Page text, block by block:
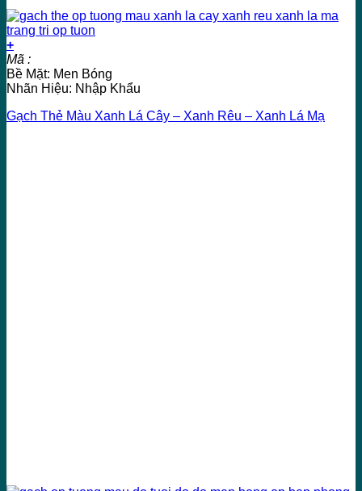
+
Mã :
Bề Mặt: Men Bóng
Nhãn Hiệu: Nhập Khẩu
Gạch Thẻ Màu Xanh Lá Cây – Xanh Rêu – Xanh Lá Mạ